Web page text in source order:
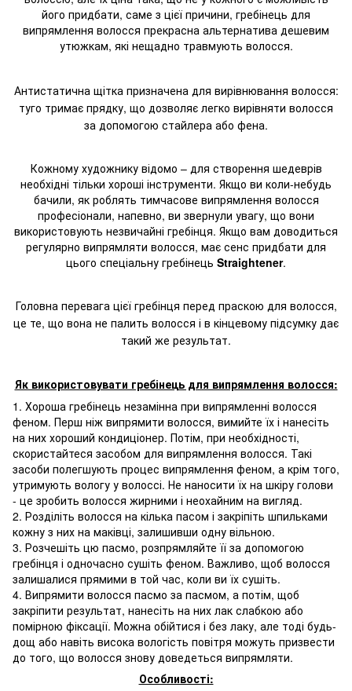
його придбати, саме з цієї причини, гребінець для
випрямлення волосся прекрасна альтернатива дешевим
утюжкам, які нещадно травмують волосся.
Антистатична щітка призначена для вирівнювання волосся:
туго тримає прядку, що дозволяє легко вирівняти волосся
за допомогою стайлера або фена.
Кожному художнику відомо – для створення шедеврів
необхідні тільки хороші інструменти. Якщо ви коли-небудь
бачили, як роблять тимчасове випрямлення волосся
професіонали, напевно, ви звернули увагу, що вони
використовують незвичайні гребінця. Якщо вам доводиться
регулярно випрямляти волосся, має сенс придбати для
цього спеціальну гребінець Straightener.
Головна перевага цієї гребінця перед праскою для волосся,
це те, що вона не палить волосся і в кінцевому підсумку дає
такий же результат.
Як використовувати гребінець для випрямлення волосся:
1. Хороша гребінець незамінна при випрямленні волосся
феном. Перш ніж випрямити волосся, вимийте їх і нанесіть
на них хороший кондиціонер. Потім, при необхідності,
скористайтеся засобом для випрямлення волосся. Такі
засоби полегшують процес випрямлення феном, а крім того,
утримують вологу у волоссі. Не наносити їх на шкіру голови
- це зробить волосся жирними і неохайним на вигляд.
2. Розділіть волосся на кілька пасом і закріпіть шпильками
кожну з них на маківці, залишивши одну вільною.
3. Розчешіть цю пасмо, розпрямляйте її за допомогою
гребінця і одночасно сушіть феном. Важливо, щоб волосся
залишалися прямими в той час, коли ви їх сушіть.
4. Випрямити волосся пасмо за пасмом, а потім, щоб
закріпити результат, нанесіть на них лак слабкою або
помірною фіксації. Можна обійтися і без лаку, але тоді будь-
дощ або навіть висока вологість повітря можуть призвести
до того, що волосся знову доведеться випрямляти.
Особливості: